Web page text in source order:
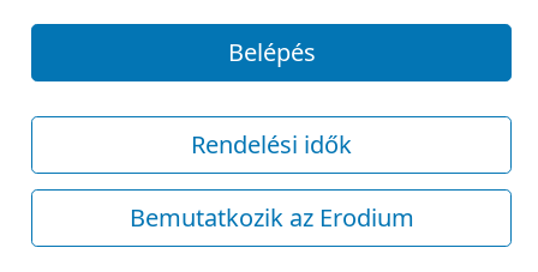
Belépés
Rendelési idők
Bemutatkozik az Erodium